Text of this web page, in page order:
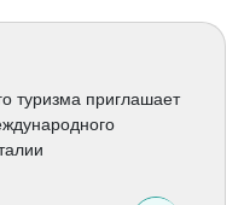
туризма приглашает